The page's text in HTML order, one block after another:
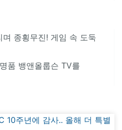
종횡무진! 게임 속 도둑
품 뱅앤올룹슨 TV를